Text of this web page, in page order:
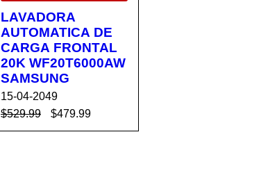
LAVADORA
AUTOMATICA DE
CARGA FRONTAL
20K WF20T6000AW
SAMSUNG
15-04-2049
$529.99 $479.99
AÑADIR AL C
VISTA